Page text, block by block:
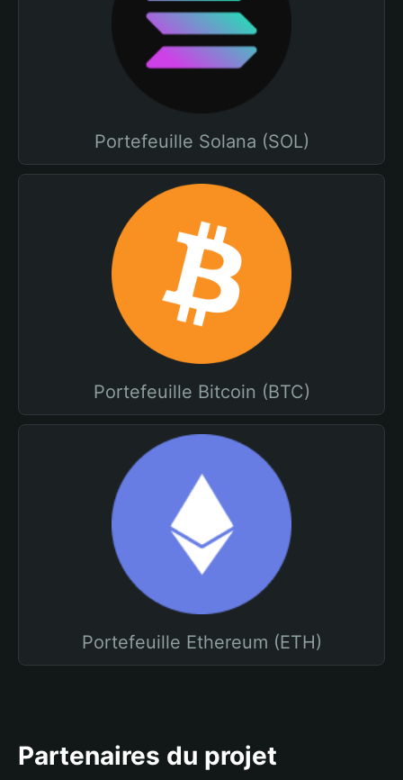
Portefeuille Solana (SOL)
Portefeuille Bitcoin (BTC)
Portefeuille Ethereum (ETH)
Partenaires du projet